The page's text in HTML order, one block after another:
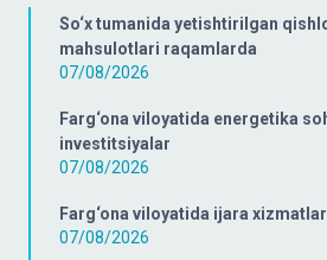
So‘x tumanida yetishtirilgan
mahsulotlari raqamlarda
07/08/2026
Farg‘ona viloyatida energetika
investitsiyalar
07/08/2026
Farg‘ona viloyatida ijara
07/08/2026